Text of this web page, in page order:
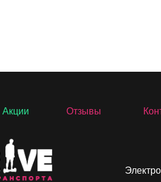
Отзывы
Акции